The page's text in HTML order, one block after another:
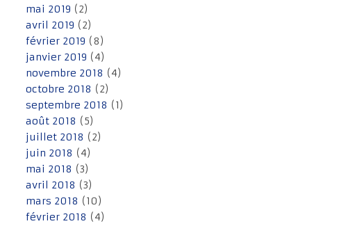
mai 2019 (2)
avril 2019 (2)
février 2019 (8)
janvier 2019 (4)
novembre 2018 (4)
octobre 2018 (2)
septembre 2018 (1)
août 2018 (5)
juillet 2018 (2)
juin 2018 (4)
mai 2018 (3)
avril 2018 (3)
mars 2018 (10)
février 2018 (4)